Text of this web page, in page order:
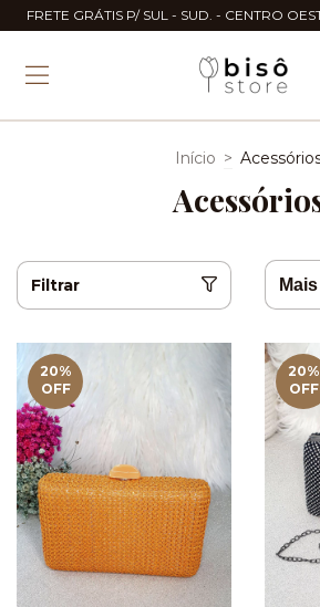
FRETE GRÁTIS P/ SUL - SUD. - CENTRO
Início >
Filtrar
20%
OFF
20%
OFF